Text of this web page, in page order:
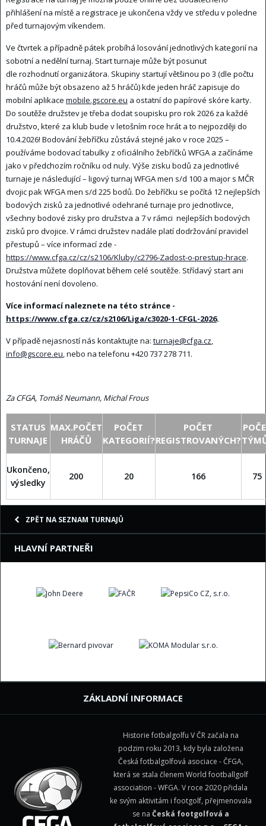
přihlášení na místě a registrace je ukončena vždy ve středu v poledne
před turnajovým víkendem.
Ve čtvrtek a případně pátek probíhá losování jednotlivých kategorií na
sobotní a nedělní turnaj. Start turnaje může být posunut
dle rozhodnutí organizátora. Skupiny startují většinou po 3 (dle počtu
hráčů může být obsazeno až 5 hráčů) kde jeden hráč zapisuje do
mobilní aplikace mobile.gscore.eu a ostatní do papírové skóre karty.
Do soutěže družstev je třeba dodat soupisku pro rok 2026 za každé
družstvo, které za klub bude v letošním roce hrát a to nejpozději do
10.4.2026! Bodování žebříčku zůstává stejné jako v roce 2025 –
používáme bodovací tabulky z oficiálního žebříčků WFGA a začínáme
jako v předchozím ročníku od nuly. Výše zisku bodů za jednotlivé
turnaje je následující – ligový turnaj WFGA men s/d 100 a major s MČR
dvojic pak WFGA men s/d 225 bodů. Do žebříčku se počítá 12 nejlepších
bodových zisků za jednotlivé odehrané turnaje pro jednotlivce,
všechny bodové zisky pro družstva a 7 v rámci nejlepších bodových
zisků pro dvojice. V rámci družstev nadále platí dodržování pravidel
přestupů – více informací zde -
https://www.cfga.cz/cz/s2106/Kluby/c2796-Zadost-o-prestup-hrace.
Družstva můžete doplňovat během celé soutěže. Střídavý start ani
hostování není dovoleno.
Více informací naleznete na této stránce -
https://www.cfga.cz/cz/s2106/Liga/c3020-1-CFGL-2026.
V případě nejasností nás kontaktujte na: turnaje@cfga.cz,
info@gscore.eu, nebo na telefonu +420 737 278 711.
Za CFGA, Tomáš Neumann, Michal Frous
STATUS
TURNAJE
MAX.POČET
HRÁČŮ
POČET
KATEGORIÍ?
POČET
REGISTROVANÝCH?
Ukončeno,
výsledky
200 20 166 75
ZPĚT NA SEZNAM TURNAJŮ
HLAVNÍ PARTNEŘI
ZÁKLADNÍ INFORMACE
Historie fotbalgolfu V ČR začala na
podzim roku 2013, kdy byla založena
Česká fotbalgolfová asociace - ČFGA,
která se stala členem World footballgolf
association - WFGA. V roce 2020 přidala
ke svým aktivitám i footgolf, přejmenovala
se na Česká footgolfová a